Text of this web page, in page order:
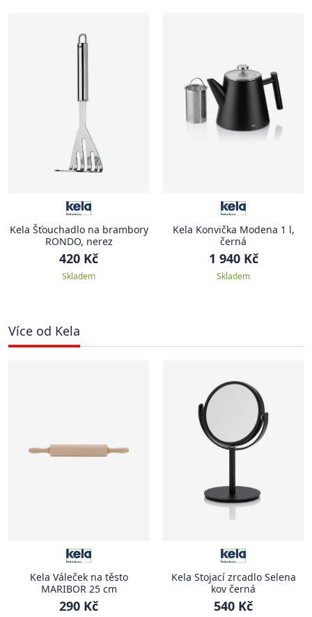
Kela Šťouchadlo na brambory
RONDO, nerez
420 Kč
Skladem
Kela Konvička Modena 1 l,
černá
1 940 Kč
Skladem
Více od Kela
Kela Váleček na těsto
MARIBOR 25 cm
290 Kč
Kela Stojací zrcadlo Selena
kov černá
540 Kč